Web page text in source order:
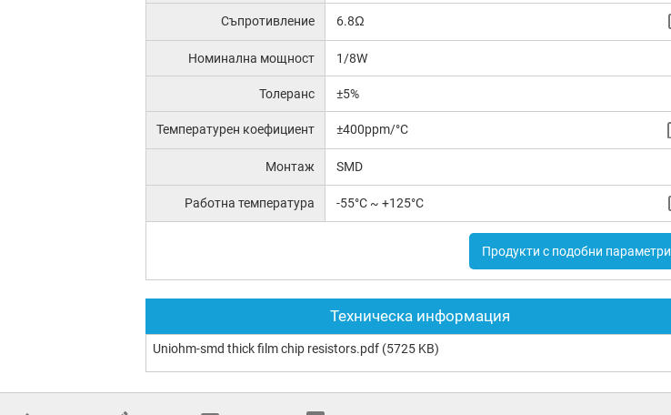
Съпротивление 6.8Ω
Номинална мощност 1/8W
Толеранс ±5%
Температурен коефициент ±400ppm/°C
Монтаж SMD
Работна температура -55°C ~ +125°C
Продукти с подобни параметри
Техническа информация
Uniohm-smd thick film chip resistors.pdf (5725 KB)